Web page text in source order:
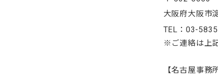
大阪府大阪
TEL：03-
※ご連絡は上
【名古屋事務